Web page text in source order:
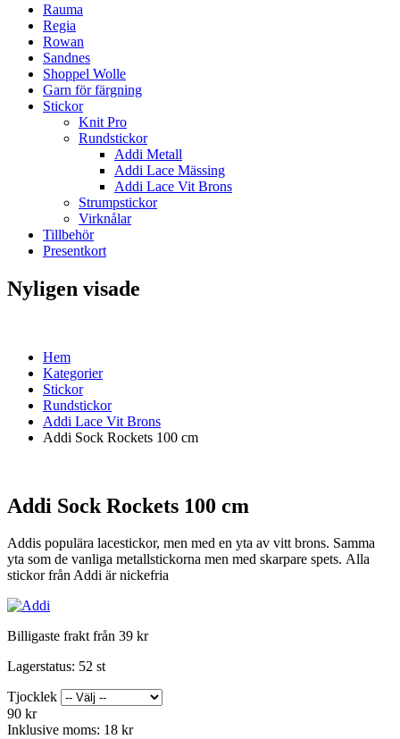
Rauma
Regia
Rowan
Sandnes
Shoppel Wolle
Garn för färgning
Stickor
Knit Pro
Rundstickor
Addi Metall
Addi Lace Mässing
Addi Lace Vit Brons
Strumpstickor
Virknålar
Tillbehör
Presentkort
Nyligen visade
Hem
Kategorier
Stickor
Rundstickor
Addi Lace Vit Brons
Addi Sock Rockets 100 cm
Addi Sock Rockets 100 cm
Addis populära lacestickor, men med en yta av vitt brons. Samma
yta som de vanliga metallstickorna men med skarpare spets. Alla
stickor från Addi är nickefria
Billigaste frakt från 39 kr
Lagerstatus: 52 st
Tjocklek
90 kr
Inklusive moms: 18 kr